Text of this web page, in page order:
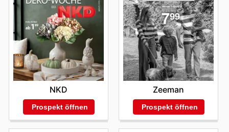
NKD
Prospekt öffnen
Zeeman
Prospekt öffnen